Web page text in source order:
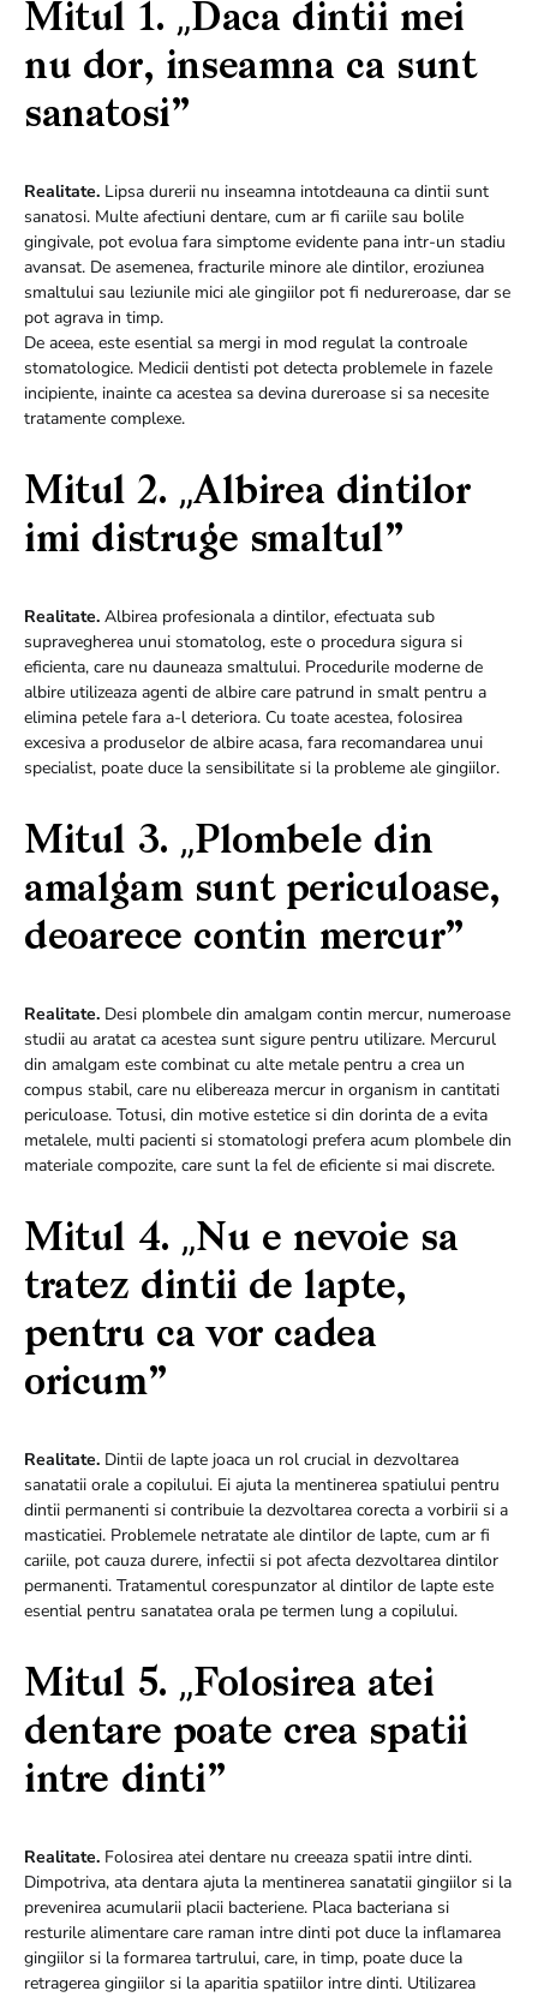
Mitul 1. „Daca dintii mei
nu dor, inseamna ca sunt
sanatosi”
Realitate. Lipsa durerii nu inseamna intotdeauna ca dintii sunt
sanatosi. Multe afectiuni dentare, cum ar fi cariile sau bolile
gingivale, pot evolua fara simptome evidente pana intr-un stadiu
avansat. De asemenea, fracturile minore ale dintilor, eroziunea
smaltului sau leziunile mici ale gingiilor pot fi nedureroase, dar se
pot agrava in timp.
De aceea, este esential sa mergi in mod regulat la controale
stomatologice. Medicii dentisti pot detecta problemele in fazele
incipiente, inainte ca acestea sa devina dureroase si sa necesite
tratamente complexe.
Mitul 2. „Albirea dintilor
imi distruge smaltul”
Realitate. Albirea profesionala a dintilor, efectuata sub
supravegherea unui stomatolog, este o procedura sigura si
eficienta, care nu dauneaza smaltului. Procedurile moderne de
albire utilizeaza agenti de albire care patrund in smalt pentru a
elimina petele fara a-l deteriora. Cu toate acestea, folosirea
excesiva a produselor de albire acasa, fara recomandarea unui
specialist, poate duce la sensibilitate si la probleme ale gingiilor.
Mitul 3. „Plombele din
amalgam sunt periculoase,
deoarece contin mercur”
Realitate. Desi plombele din amalgam contin mercur, numeroase
studii au aratat ca acestea sunt sigure pentru utilizare. Mercurul
din amalgam este combinat cu alte metale pentru a crea un
compus stabil, care nu elibereaza mercur in organism in cantitati
periculoase. Totusi, din motive estetice si din dorinta de a evita
metalele, multi pacienti si stomatologi prefera acum plombele din
materiale compozite, care sunt la fel de eficiente si mai discrete.
Mitul 4. „Nu e nevoie sa
tratez dintii de lapte,
pentru ca vor cadea
oricum”
Realitate. Dintii de lapte joaca un rol crucial in dezvoltarea
sanatatii orale a copilului. Ei ajuta la mentinerea spatiului pentru
dintii permanenti si contribuie la dezvoltarea corecta a vorbirii si a
masticatiei. Problemele netratate ale dintilor de lapte, cum ar fi
cariile, pot cauza durere, infectii si pot afecta dezvoltarea dintilor
permanenti. Tratamentul corespunzator al dintilor de lapte este
esential pentru sanatatea orala pe termen lung a copilului.
Mitul 5. „Folosirea atei
dentare poate crea spatii
intre dinti”
Realitate. Folosirea atei dentare nu creeaza spatii intre dinti.
Dimpotriva, ata dentara ajuta la mentinerea sanatatii gingiilor si la
prevenirea acumularii placii bacteriene. Placa bacteriana si
resturile alimentare care raman intre dinti pot duce la inflamarea
gingiilor si la formarea tartrului, care, in timp, poate duce la
retragerea gingiilor si la aparitia spatiilor intre dinti. Utilizarea